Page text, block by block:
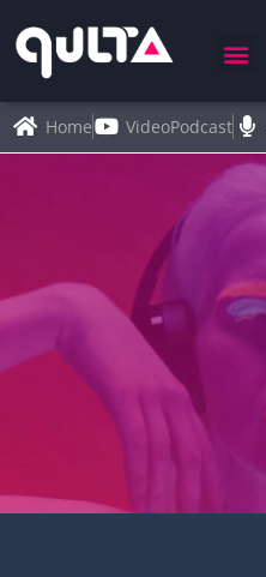
Home VideoPodcast